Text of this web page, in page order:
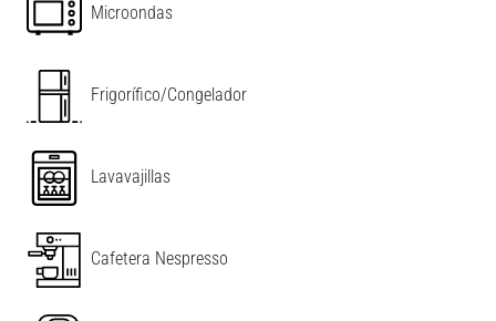
Microondas
Frigorífico/Congelador
Lavavajillas
Cafetera Nespresso